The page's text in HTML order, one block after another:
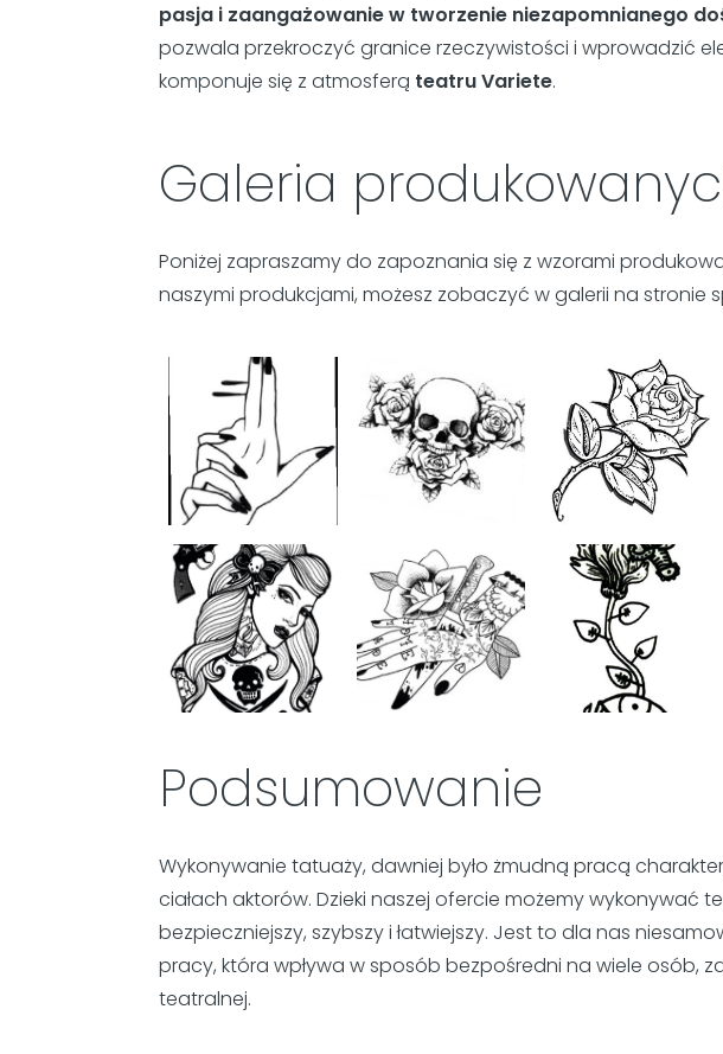
pasja i zaangażowanie w tworzenie niezapomnianego
pozwala przekroczyć granice rzeczywistości i wprowadzić
komponuje się z atmosferą teatru Variete.
Galeria
Poniżej zapraszamy do zapoznania się z wzorami
naszymi produkcjami, możesz zobaczyć w galerii na stronie
Podsumowanie
Wykonywanie tatuaży, dawniej było żmudną pracą
ciałach aktorów. Dzieki naszej ofercie możemy wykonywać
bezpieczniejszy, szybszy i łatwiejszy. Jest to dla nas
pracy, która wpływa w sposób bezpośredni na wiele osób,
teatralnej.